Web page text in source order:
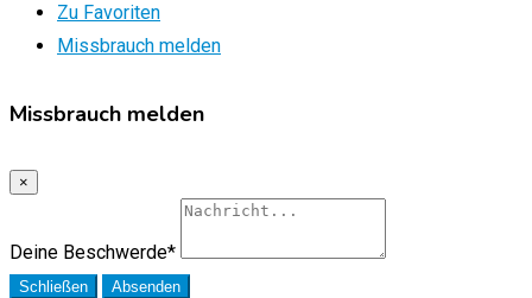
Zu Favoriten
Missbrauch melden
Missbrauch melden
×
Deine Beschwerde*
Schließen Absenden